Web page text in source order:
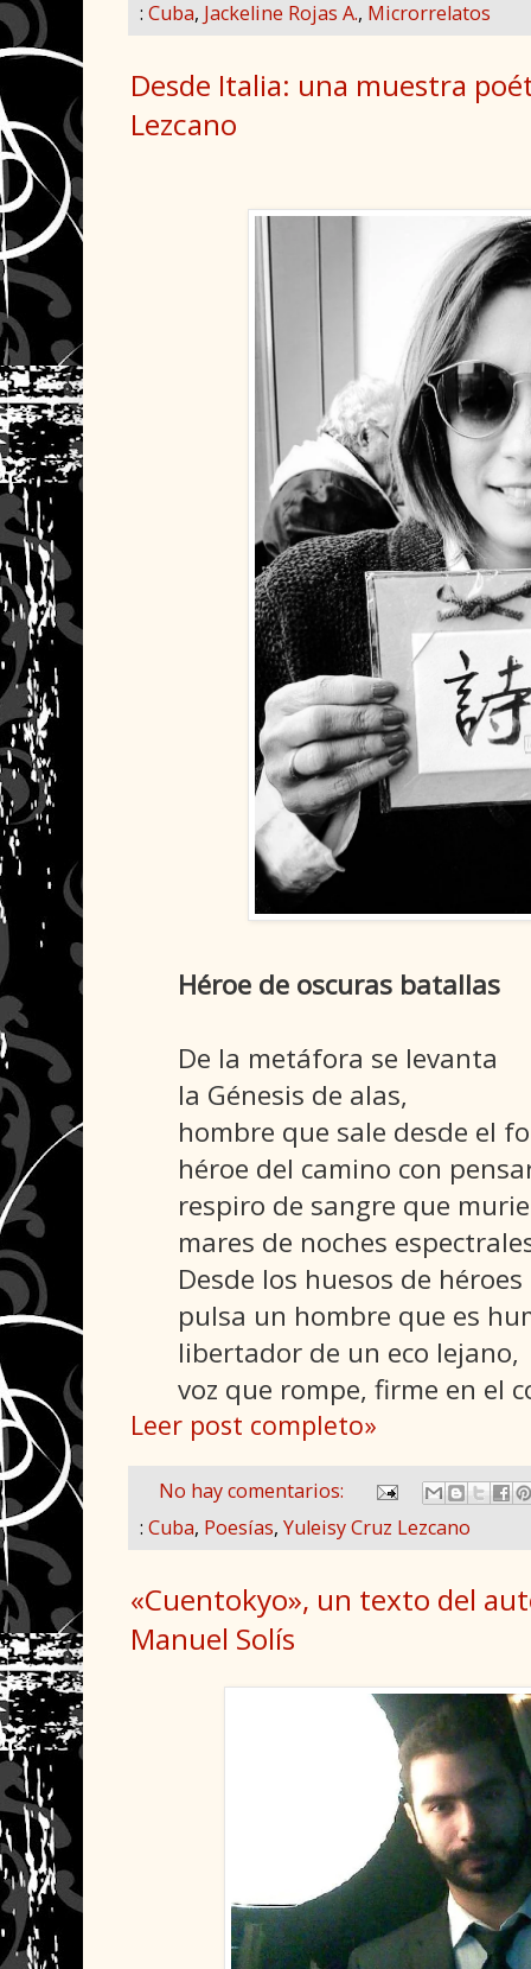
: Cuba, Jackeline Rojas A., Microrrelatos
Desde Italia: una muestra
Lezcano
Héroe de oscuras batallas
De la metáfora se levanta
la Génesis de alas,
hombre que sale desde el
héroe del camino con
respiro de sangre que
mares de noches
Desde los huesos de
pulsa un hombre que es
libertador de un eco lejano,
voz que rompe, firme en el
Leer post completo»
No hay comentarios:
: Cuba, Poesías, Yuleisy Cruz Lezcano
«Cuentokyo», un texto del
Manuel Solís